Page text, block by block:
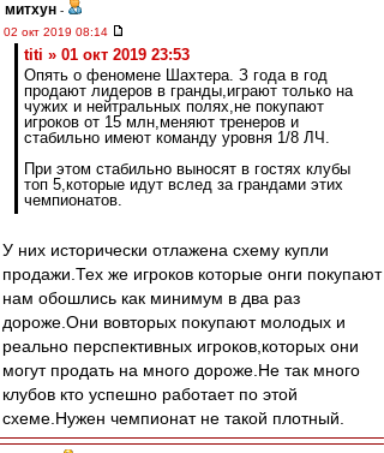
митхун -
02 окт 2019 08:14
titi » 01 окт 2019 23:53
Опять о феномене Шахтера. З года в год
продают лидеров в гранды,играют только на
чужих и нейтральных полях,не покупают
игроков от 15 млн,меняют тренеров и
стабильно имеют команду уровня 1/8 ЛЧ.
При этом стабильно выносят в гостях клубы
топ 5,которые идут вслед за грандами этих
чемпионатов.
У них исторически отлажена схему купли
продажи.Тех же игроков которые онги покупают
нам обошлись как минимум в два раз
дороже.Они вовторых покупают молодых и
реально перспективных игроков,которых они
могут продать на много дороже.Не так много
клубов кто успешно работает по этой
схеме.Нужен чемпионат не такой плотный.